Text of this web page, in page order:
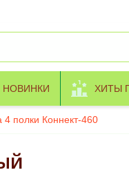
НОВИНКИ ХИТЫ
полки Коннект-460